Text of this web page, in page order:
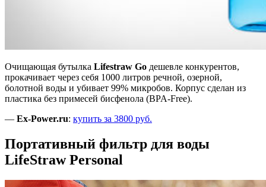
Очищающая бутылка Lifestraw Go дешевле конкурентов,
прокачивает через себя 1000 литров речной, озерной,
болотной воды и убивает 99% микробов. Корпус сделан из
пластика без примесей бисфенола (BPA-Free).
— Ex-Power.ru: купить за 3800 руб.
Портативный фильтр для воды
LifeStraw Personal